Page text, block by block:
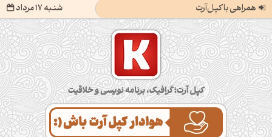
همراهی با کپل‌آرت شنبه 17 مرداد
کپل‌آرت؛ گرافیک، برنامه‌نویسی و خلاقیت